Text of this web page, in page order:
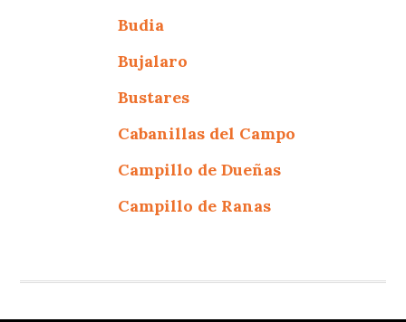
Budia
Bujalaro
Bustares
Cabanillas del Campo
Campillo de Dueñas
Campillo de Ranas